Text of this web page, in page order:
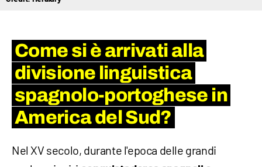
Come si è arrivati alla
divisione linguistica
spagnolo-portoghese in
America del Sud?
Nel XV secolo, durante l'epoca delle grandi